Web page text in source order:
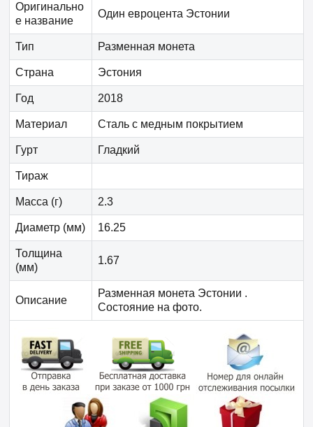
Оригинально
е название
Один евроцента Эстонии
Тип Разменная монета
Страна Эстония
Год 2018
Материал Сталь с медным покрытием
Гурт Гладкий
Тираж
Масса (г) 2.3
Диаметр (мм) 16.25
Толщина
(мм)
1.67
Описание
Разменная монета Эстонии .
Состояние на фото.